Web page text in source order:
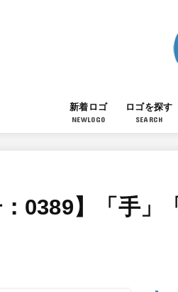
新着ロゴ
NEWLOGO
ロゴを探す
SEARCH
：0389】「手